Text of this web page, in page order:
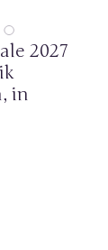
2027
in